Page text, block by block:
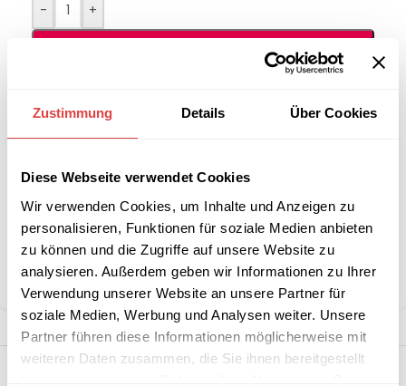
Zustimmung Details Über Cookies
Diese Webseite verwendet Cookies
Wir verwenden Cookies, um Inhalte und Anzeigen zu
personalisieren, Funktionen für soziale Medien anbieten
zu können und die Zugriffe auf unsere Website zu
analysieren. Außerdem geben wir Informationen zu Ihrer
Verwendung unserer Website an unsere Partner für
soziale Medien, Werbung und Analysen weiter. Unsere
Partner führen diese Informationen möglicherweise mit
weiteren Daten zusammen, die Sie ihnen bereitgestellt
- +
Interessiert an
B2B-Angebot
Artikelnummer:KSTIFFANY600HCSTM
Kategorie: Hochzeitsstühle
Marke:Gastro Uzal
Teilen: